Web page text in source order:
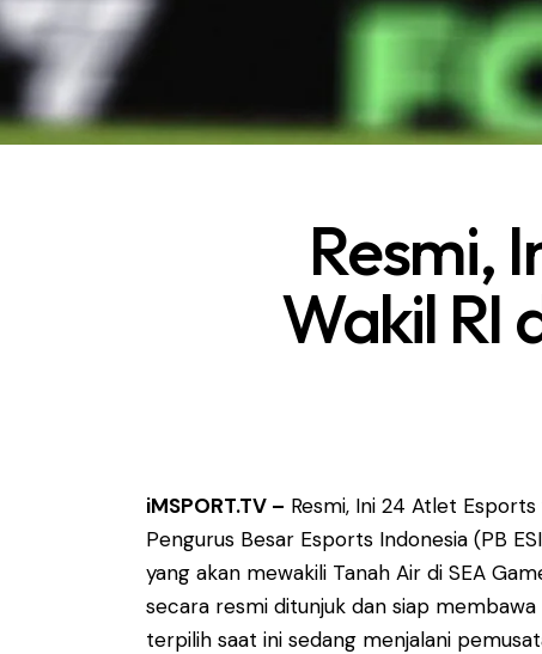
Resmi,
Wakil RI
iMSPORT.TV – Resmi, Ini 24 Atlet Esports
Pengurus Besar Esports Indonesia (PB
yang akan mewakili Tanah Air di SEA
secara resmi ditunjuk dan siap
terpilih saat ini sedang menjalani